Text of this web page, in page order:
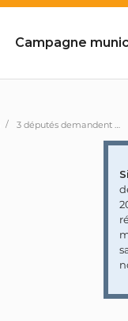
Campagne
3 députés demandent au gouvernement la publication officielle des données sur le nombre de cirques itinérants et de structures fixes exploitant des animaux sauvages, ainsi que l'inventaire des animaux détenus